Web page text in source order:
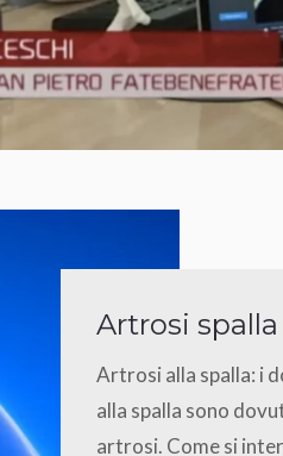
Artrosi
Artrosi alla spalla: i
alla spalla sono
artrosi. Come si